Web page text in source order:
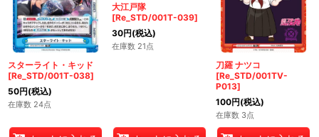
スターライト・キッド
[Re_STD/001T-038]
50円(税込)
在庫数 24点
大江戸隊
[Re_STD/001T-039]
30円(税込)
在庫数 21点
刀羅 ナツコ
[Re_STD/001TV-
P013]
100円(税込)
在庫数 3点